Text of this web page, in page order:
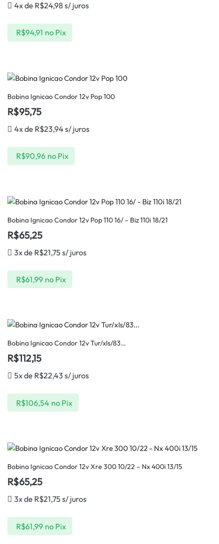
4x de R$24,98 s/ juros
R$94,91 no Pix
Bobina Ignicao Condor 12v Pop 100
R$95,75
4x de R$23,94 s/ juros
R$90,96 no Pix
Bobina Ignicao Condor 12v Pop 110 16/ – Biz 110i 18/21
R$65,25
3x de R$21,75 s/ juros
R$61,99 no Pix
Bobina Ignicao Condor 12v Tur/xls/83…
R$112,15
5x de R$22,43 s/ juros
R$106,54 no Pix
Bobina Ignicao Condor 12v Xre 300 10/22 – Nx 400i 13/15
R$65,25
3x de R$21,75 s/ juros
R$61,99 no Pix